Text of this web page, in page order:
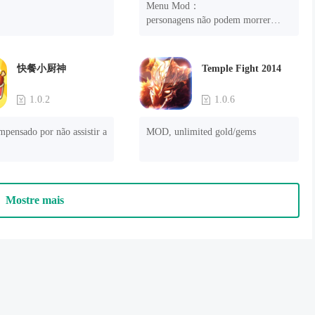
Menu Mod：
personagens não podem morrer
Abra a permissão da janela
flutuante, a primeira vez que você
entrar, ela voltará a piscar e você
poderá entrar no jogo normalmente
快餐小厨神
1.0.2
por não assistir a
Temple Fight 2014
1.0.6
MOD, unlimited gold/gems
Mostre mais